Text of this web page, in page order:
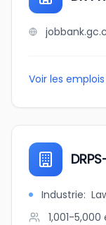
Voir les
Industrie:
1,001-